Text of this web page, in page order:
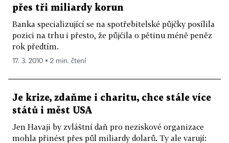
přes tři miliardy korun
Banka specializující se na spotřebitelské půjčky posílila
pozici na trhu i přesto, že půjčila o pětinu méně peněz
rok předtím.
17. 3. 2010 ▪ 2 min. čtení
Je krize, zdaňme i charitu, chce stále více
států i měst USA
Jen Havaji by zvláštní daň pro neziskové organizace
mohla přinést přes půl miliardy dolarů. Ty ale varují: